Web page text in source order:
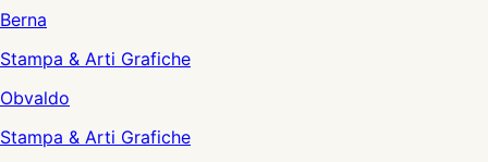
Berna
Stampa & Arti Grafiche
Obvaldo
Stampa & Arti Grafiche